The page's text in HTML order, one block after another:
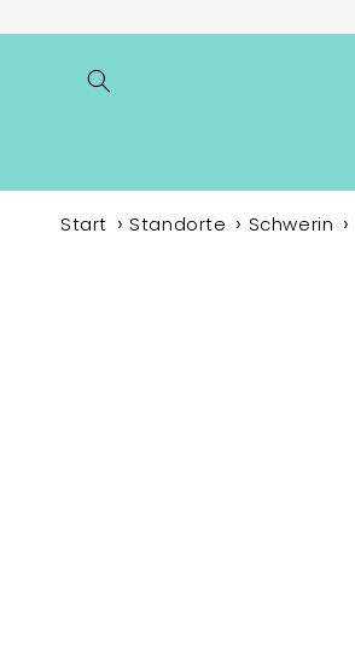
Direkt
Inhalt
Start Standorte Schwerin